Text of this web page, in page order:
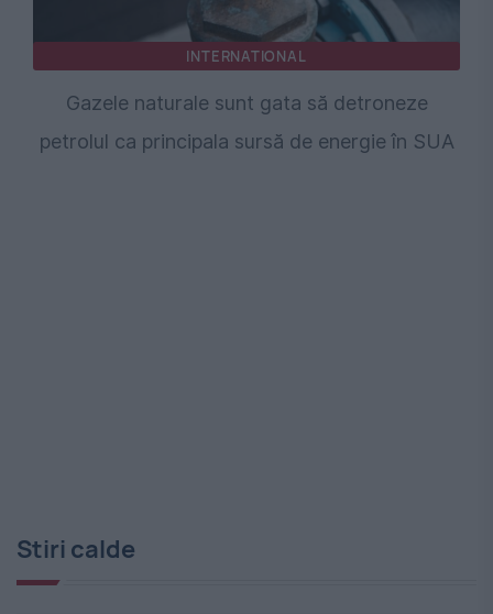
INTERNATIONAL
Gazele naturale sunt gata să detroneze
petrolul ca principala sursă de energie în SUA
Stiri calde